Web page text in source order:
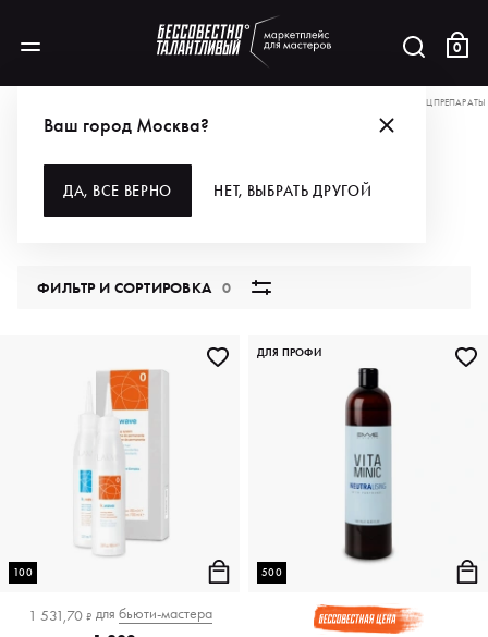
0
Ваш город Москва?
ДА, ВСЕ ВЕРНО НЕТ, ВЫБРАТЬ ДРУГОЙ
СПЕЦПРЕПАРАТЫ
СПЕЦПРЕПАРАТЫ
ФИЛЬТР И СОРТИРОВКА0
100
1 531,70 ₽ для бьюти-мастера
500
ДЛЯ ПРОФИ